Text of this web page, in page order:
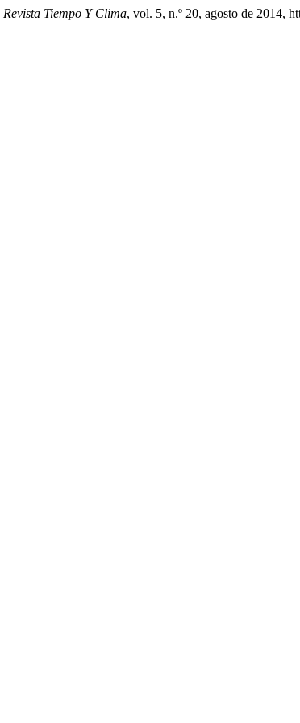
Revista Tiempo Y Clima, vol. 5, n.º 20, agosto de 2014,